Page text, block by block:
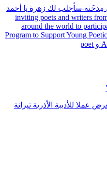
مِدخَنة-سأجلب لك زهرة يا أحمد
" inviting poets and writers
around the world to
Program to Support Young